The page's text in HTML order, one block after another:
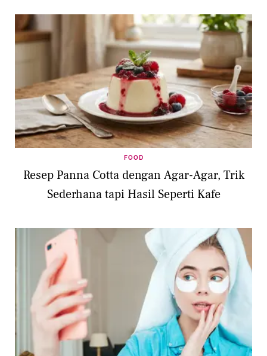
FOOD
Resep Panna Cotta dengan Agar-Agar, Trik
Sederhana tapi Hasil Seperti Kafe